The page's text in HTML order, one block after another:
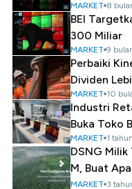
MARKET 8
BEI
300 Miliar
MARKET 9
Perbaiki
Dividen
MARKET 10
Industri
Buka Toko
MARKET 1
DSNG
M, Buat
MARKET 3